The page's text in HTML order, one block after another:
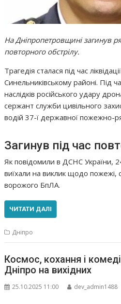
На Дніпропетровщині загинув
повторного обстрілу.
Трагедія сталася під час
Синельниківському районі. Під
наслідків російського удару
сержант служби цивільного
водій 37-ї державної пожежно-
Загинув під час
Як повідомили в ДСНС України,
виїхали на виклик щодо пожежі,
ворожого БпЛА.
ЧИТАТИ ДАЛІ
Дніпро
Космос, кохання і
Дніпро на вихідних
25.10.2025 11:00 dev_admin1488